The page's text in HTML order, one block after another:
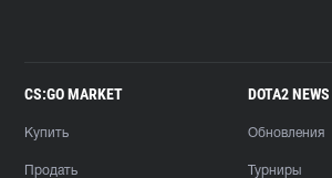
CS:GO MARKET
Купить
Продать
DOTA2 NEWS
Обновления
Турниры